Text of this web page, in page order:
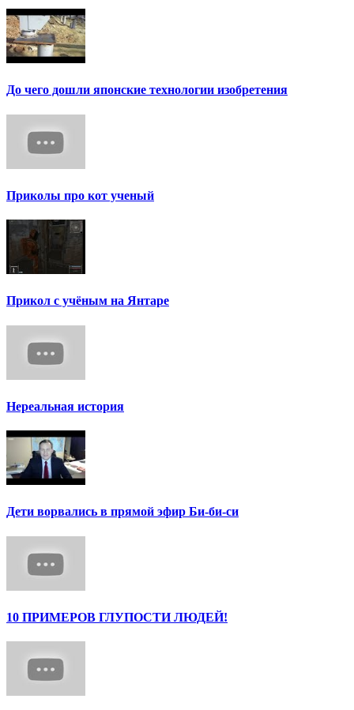
До чего дошли японские технологии изобретения
Приколы про кот ученый
Прикол с учёным на Янтаре
Нереальная история
Дети ворвались в прямой эфир Би-би-си
10 ПРИМЕРОВ ГЛУПОСТИ ЛЮДЕЙ!